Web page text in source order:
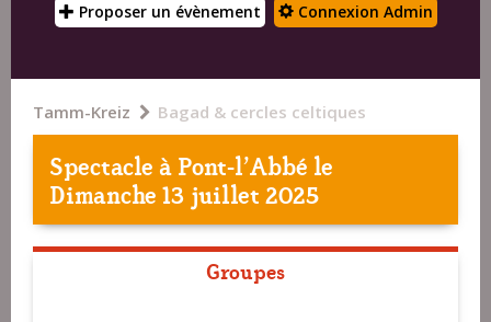
Proposer un évènement Connexion Admin
Tamm-Kreiz Bagad & cercles celtiques
Spectacle àPont-l'Abbé le
Dimanche 13 juillet 2025
Groupes